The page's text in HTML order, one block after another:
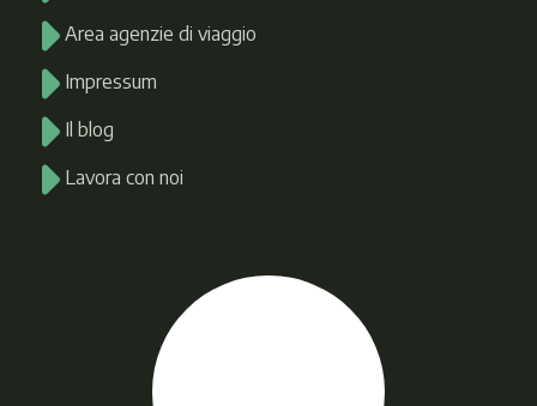
Area agenzie di viaggio
Impressum
Il blog
Lavora con noi